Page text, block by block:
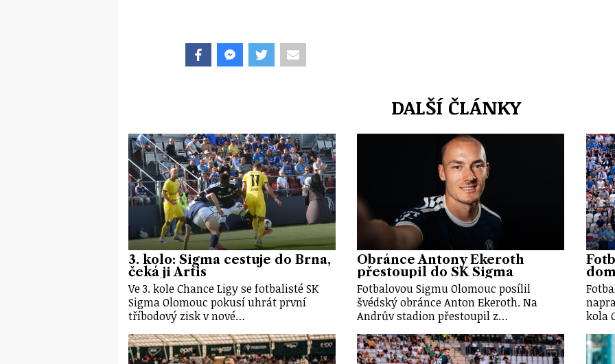
DALŠÍ ČLÁNKY
3. kolo: Sigma cestuje do Brna,
čeká ji Artis
Ve 3. kole Chance Ligy se fotbalisté SK
Sigma Olomouc pokusí uhrát první
tříbodový zisk v nové…
Obránce Antony Ekeroth
přestoupil do SK Sigma
Fotbalovou Sigmu Olomouc posílil
švédský obránce Anton Ekeroth. Na
Andrův stadion přestoupil z…
kola